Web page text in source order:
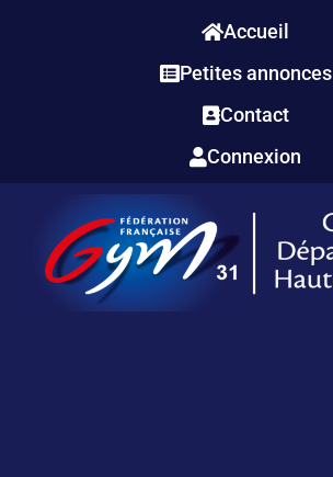
Accueil
Petites annonces
Contact
Connexion